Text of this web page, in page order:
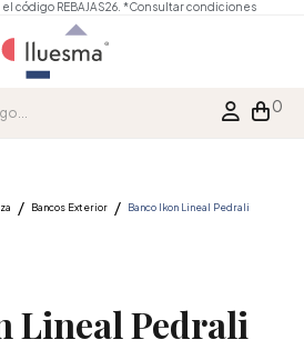
código REBAJAS26. *Consultar condiciones
0
Bancos Exterior Banco Ikon Lineal Pedrali
Lineal Pedrali